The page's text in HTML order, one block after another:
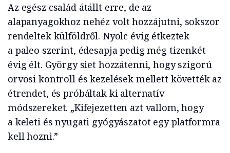
Az egész család átállt erre, de az
alapanyagokhoz nehéz volt hozzájutni, sokszor
rendeltek külföldről. Nyolc évig étkeztek
a paleo szerint, édesapja pedig még tizenkét
évig élt. György siet hozzátenni, hogy szigorú
orvosi kontroll és kezelések mellett követték az
étrendet, és próbáltak ki alternatív
módszereket. „Kifejezetten azt vallom, hogy
a keleti és nyugati gyógyászatot egy platformra
kell hozni.”